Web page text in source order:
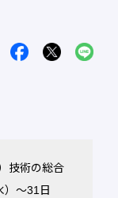
技術の総合
～31日